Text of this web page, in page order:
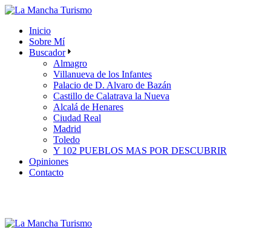
Skip
content
Inicio
Sobre Mí
Buscador
Almagro
Villanueva de los Infantes
Palacio de D. Alvaro de Bazán
Castillo de Calatrava la Nueva
Alcalá de Henares
Ciudad Real
Madrid
Toledo
Y 102 PUEBLOS MAS POR DESCUBRIR
Opiniones
Contacto